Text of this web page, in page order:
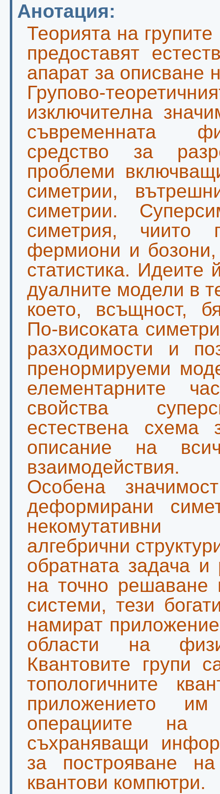
Анотация:
Теорията на
предоставят
апарат за описване
Групово-
изключителна
съвременната
средство за
проблеми
симетрии,
симетрии.
симетрия, чиито
фермиони и
статистика. Идеите
дуалните модели в
което, всъщност,
По-високата
разходимости и
пренормируеми
елементарните
свойства
естествена
описание на
взаимодействия.
Особена
деформирани
некомутативни
алгебрични
обратната задача и
на точно решаване
системи, тези
намират
области на
Квантовите групи
топологичните
приложението
операциите на
съхраняващи
за построяване
квантови компютри.